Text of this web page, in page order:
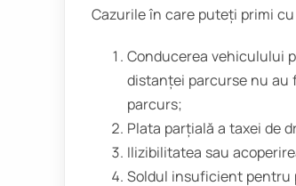
Cazurile în care puteți primi
Conducerea vehiculului
distanței parcurse nu au
parcurs;
Plata parțială a taxei de
Ilizibilitatea sau
Soldul insuficient pentru